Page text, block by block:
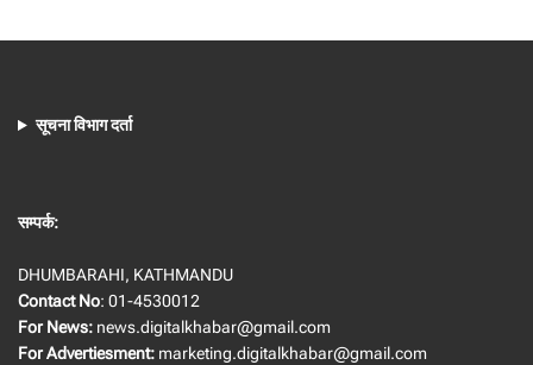
सूचना विभाग दर्ता
सम्पर्क:
DHUMBARAHI, KATHMANDU
Contact No: 01-4530012
For News: news.digitalkhabar@gmail.com
For Advertiesment: marketing.digitalkhabar@gmail.com